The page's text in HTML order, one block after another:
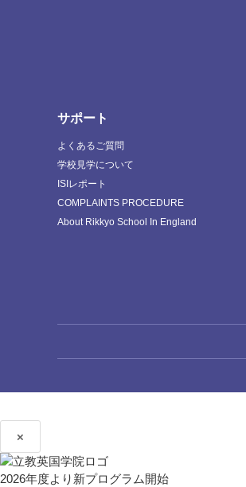
サポート
よくあるご質問
学校見学について
ISIレポート
COMPLAINTS PROCEDURE
About Rikkyo School In England
×
2026年度より新プログラム開始